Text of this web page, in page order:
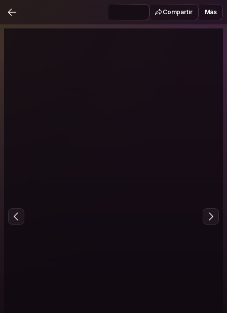
Compartir Más